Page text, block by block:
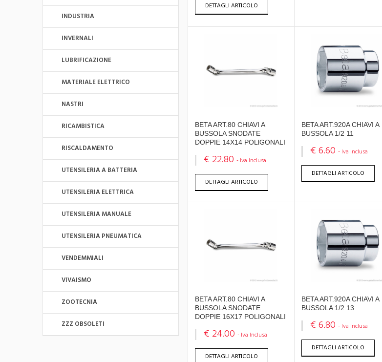
INDUSTRIA
INVERNALI
LUBRIFICAZIONE
MATERIALE ELETTRICO
NASTRI
RICAMBISTICA
RISCALDAMENTO
UTENSILERIA A BATTERIA
UTENSILERIA ELETTRICA
UTENSILERIA MANUALE
UTENSILERIA PNEUMATICA
VENDEMMIALI
VIVAISMO
ZOOTECNIA
ZZZ OBSOLETI
DETTAGLI ARTICOLO
BETA ART.80 CHIAVI A
BUSSOLA SNODATE
DOPPIE 14X14 POLlGONALI
€ 22.80 - Iva Inclusa
DETTAGLI ARTICOLO
BETA ART.920A CHIAVI A
BUSSOLA 1/2 11
€ 6.60 - Iva Inclusa
DETTAGLI ARTICOLO
BETA ART.80 CHIAVI A
BUSSOLA SNODATE
DOPPIE 16X17 POLIGONALI
€ 24.00 - Iva Inclusa
DETTAGLI ARTICOLO
BETA ART.920A CHIAVI A
BUSSOLA 1/2 13
€ 6.80 - Iva Inclusa
DETTAGLI ARTICOLO